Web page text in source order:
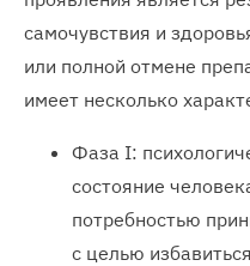
самочувствия и
или полной отмене
имеет несколько
Фаза I:
состояние
потребностью
с целью